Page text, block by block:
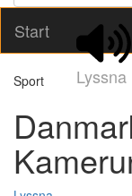
Start
Lyssna
Sport